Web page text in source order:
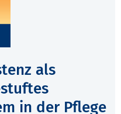
als
in der Pflege